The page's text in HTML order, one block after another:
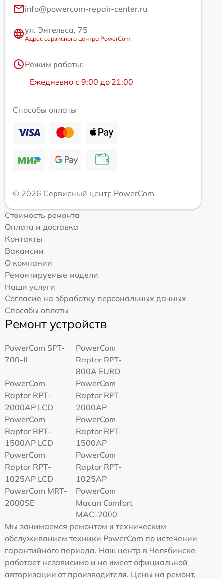
info@powercom-repair-center.ru
ул. Энгельса, 75
Адрес сервисного центра PowerCom
Режим работы:
Ежедневно с 9:00 до 21:00
Способы оплаты
© 2026 Сервисный центр PowerCom
Стоимость ремонта
Оплата и доставка
Контакты
Вакансии
О компании
Ремонтируемые модели
Наши услуги
Согласие на обработку персональных данных
Способы оплаты
Ремонт устройств
PowerCom SPT-
700-II
PowerCom
Raptor RPT-
800A EURO
PowerCom
Raptor RPT-
2000AP LCD
PowerCom
Raptor RPT-
2000AP
PowerCom
Raptor RPT-
1500AP LCD
PowerCom
Raptor RPT-
1500AP
PowerCom
Raptor RPT-
1025AP LCD
PowerCom
Raptor RPT-
1025AP
PowerCom MRT-
2000SE
PowerCom
Macan Comfort
MAC-2000
Мы занимаемся ремонтом и техническим
обслуживанием техники PowerCom по истечении
гарантийного периода. Наш центр в Челябинске
работает независимо и не имеет официальной
авторизации от производителя. Цены на ремонт,